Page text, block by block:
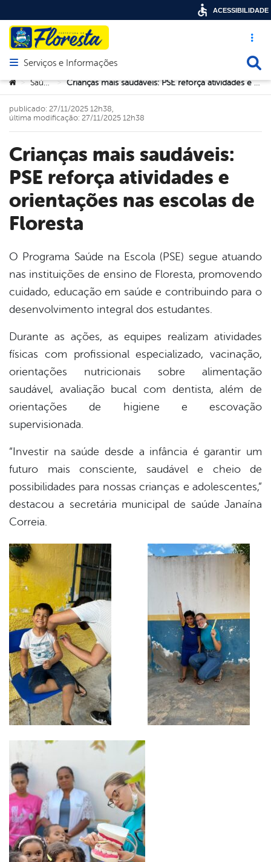
Acesso
Abrir menu principal de navegação
Serviços e Informações
Você está aqui:
> Saúde > Crianças mais saudáveis: PSE reforça atividades e orientações nas escolas de Floresta
Crianças mais saudáveis:
PSE reforça atividades e
orientações nas escolas de
Floresta
publicado: 27/11/2025 12h38,
última modificação: 27/11/2025 12h38
O Programa Saúde na Escola (PSE) segue atuando
nas instituições de ensino de Floresta, promovendo
cuidado, educação em saúde e contribuindo para o
desenvolvimento integral dos estudantes.
Durante as ações, as equipes realizam atividades
físicas com profissional especializado, vacinação,
orientações nutricionais sobre alimentação
saudável, avaliação bucal com dentista, além de
orientações de higiene e escovação
supervisionada.
“Investir na saúde desde a infância é garantir um
futuro mais consciente, saudável e cheio de
possibilidades para nossas crianças e adolescentes,”
destacou a secretária municipal de saúde Janaína
Correia.
ACESSIBILIDADE